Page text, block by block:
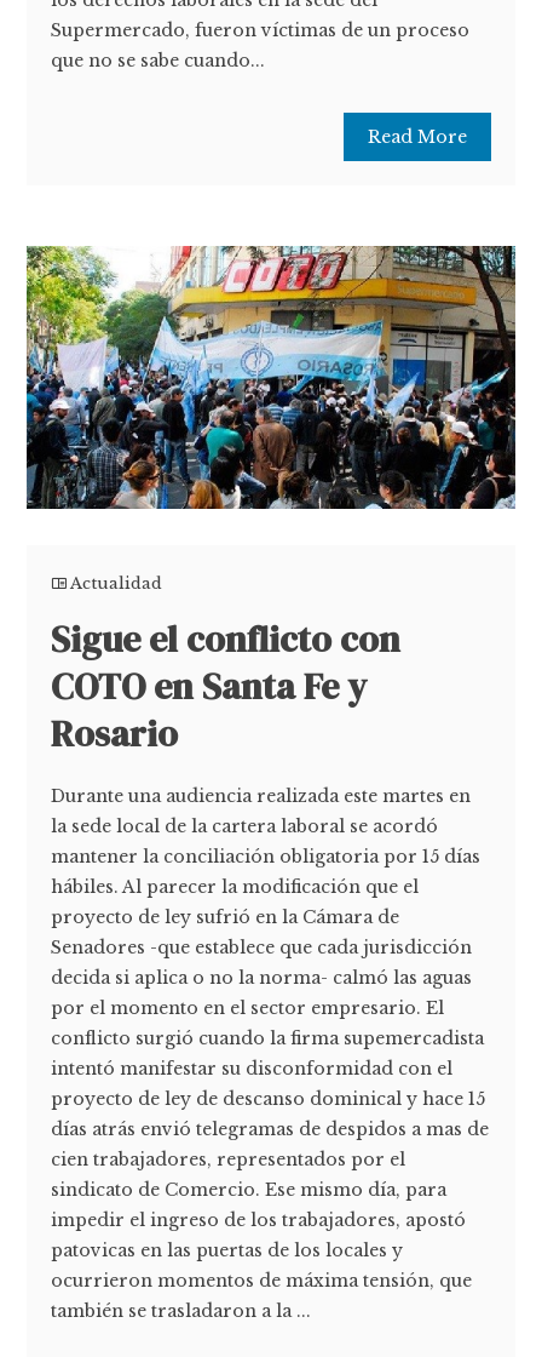
Supermercado, fueron víctimas de un proceso
que no se sabe cuando...
Read More
Actualidad
Sigue el conflicto con
COTO en Santa Fe y
Rosario
Durante una audiencia realizada este martes en
la sede local de la cartera laboral se acordó
mantener la conciliación obligatoria por 15 días
hábiles. Al parecer la modificación que el
proyecto de ley sufrió en la Cámara de
Senadores -que establece que cada jurisdicción
decida si aplica o no la norma- calmó las aguas
por el momento en el sector empresario. El
conflicto surgió cuando la firma supemercadista
intentó manifestar su disconformidad con el
proyecto de ley de descanso dominical y hace 15
días atrás envió telegramas de despidos a mas de
cien trabajadores, representados por el
sindicato de Comercio. Ese mismo día, para
impedir el ingreso de los trabajadores, apostó
patovicas en las puertas de los locales y
ocurrieron momentos de máxima tensión, que
también se trasladaron a la ...